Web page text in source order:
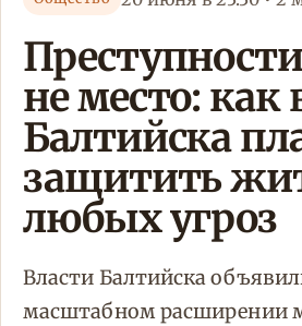
не место: как
Балтийска
защитить
любых угроз
Власти Балтийска
масштабном расширении